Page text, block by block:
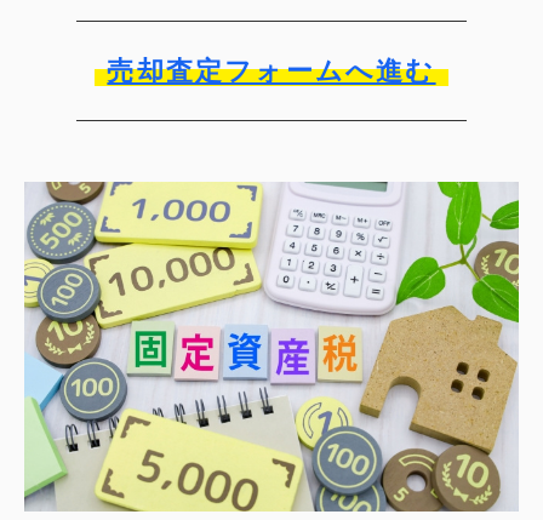
売却査定フォームへ進む